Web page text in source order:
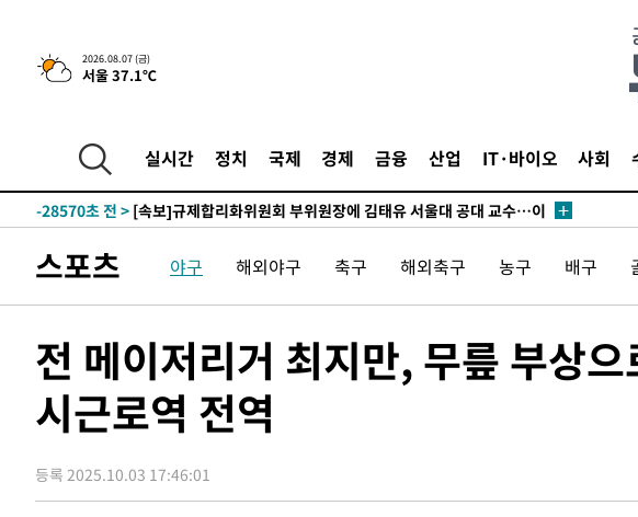
2026.08.07 (금)
서울 37.1℃
실시간 정치 국제 경제 금융 산업 IT·바이오 사회
-1649초 전 >이란, 호르무즈서 "적국 목표물들"과 대치로 남부 케슘섬에서 두차
례 큰 폭발음
-30704초 전 > [속보]종합특검, '계엄 수용공간 확보' 신용해 前교정본부장 기소
-29548초 전 >
11시간 압수수색에 성접대 파문까지…'쑥대밭' 된 축구협회
-28570초 전 >
병태 후임
-24928초 전 > [속보]국힘 윤리위, '돌려차기 발언' 진종오·서범수 징계 절차 개시
25.3%↑
-17413초 전 > [속보]'채상병 순직 책임' 임성근, 항소심도 징역 3년
-17279초 전 >[속보]종합특검, '관저이전 봐주기 감사' 유병호 구속기소
-13129초 전 >[속보]'300억원대 사기 혐의' 차가원 대표 구속 송치
-12323초 전 >"미 전국적 살모네라 식중독 원인은 멕시코산 할라피뇨"-- CDC
-10836초 전 >[속보]경찰·노동부, HL만도 평택사업장 끼임 사망 관련 압수수색
압수수색
-10472초 전 >[속보]원·달러 환율, 오전 9시 1423.8원
스포츠 야구 해외야구 축구 해외축구 농구 배구
전 메이저리거 최지만, 무릎 부상
시근로역 전역
등록 2025.10.03 17:46:01